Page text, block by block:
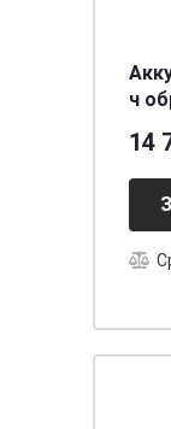
ч
14